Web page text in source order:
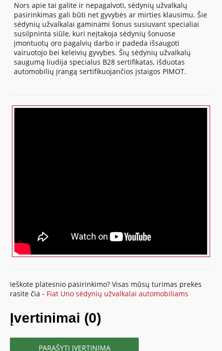
Nors apie tai galite ir nepagalvoti, sėdynių užvalkalų
pasirinkimas gali būti net gyvybės ar mirties klausimu. Šie
sėdynių užvalkalai gaminami šonus susiuvant specialiai
susilpninta siūle, kuri neįtakoja sėdynių šonuose
įmontuotų oro pagalvių darbo ir padeda išsaugoti
vairuotojo bei keleivių gyvybes. Šių sėdynių užvalkalų
saugumą liudija specialus B28 sertifikatas, išduotas
automobilių įrangą sertifikuojančios įstaigos PIMOT.
Ieškote platesnio pasirinkimo? Visas mūsų turimas prekes
rasite čia - Fiat Uno sėdynių užvalkalai automobiliams
Įvertinimai (0)
PARAŠYTI ĮVERTINIMĄ